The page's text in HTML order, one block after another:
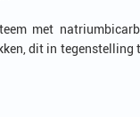
met
dit in